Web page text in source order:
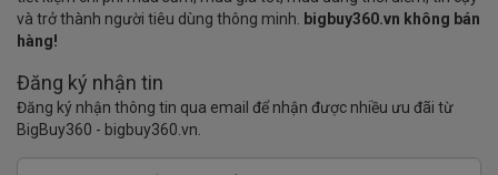
và trở thành người tiêu dùng thông minh. bigbuy360.vn không bán
hàng!
Đăng ký nhận tin
Đăng ký nhận thông tin qua email để nhận được nhiều ưu đãi từ
BigBuy360 - bigbuy360.vn.